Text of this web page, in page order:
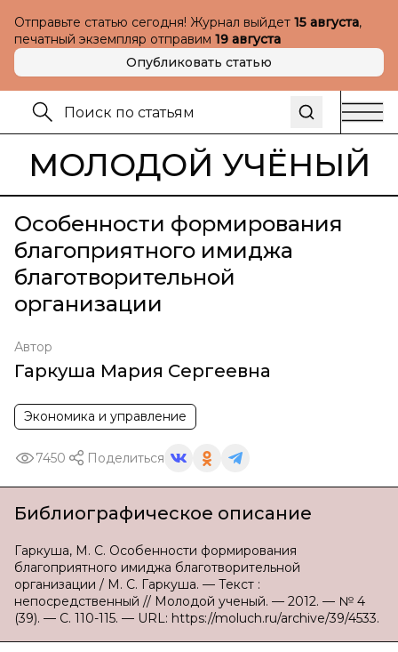
Отправьте статью сегодня! Журнал выйдет 15 августа,
печатный экземпляр отправим 19 августа
Опубликовать статью
МОЛОДОЙ УЧЁНЫЙ
Особенности формирования
благоприятного имиджа
благотворительной
организации
Автор
Гаркуша Мария Сергеевна
Экономика и управление
7450 Поделиться
Библиографическое описание
Гаркуша, М. С. Особенности формирования
благоприятного имиджа благотворительной
организации / М. С. Гаркуша. — Текст :
непосредственный // Молодой ученый. — 2012. — № 4
(39). — С. 110-115. — URL: https://moluch.ru/archive/39/4533.